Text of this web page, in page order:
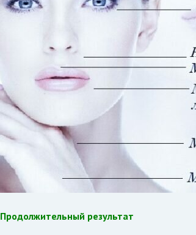
Продолжительный результат